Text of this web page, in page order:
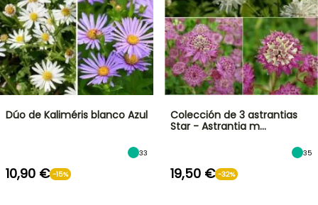
Dúo de Kaliméris blanco Azul
33
10,90 € -15%
Colección de 3 astrantias
Star - Astrantia m…
35
19,50 € -32%